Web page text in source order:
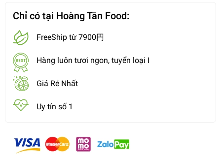
Chỉ có tại Hoàng Tân Food:
FreeShip từ 7900円
Hàng luôn tươi ngon, tuyển loại I
Giá Rẻ Nhất
Uy tín số 1